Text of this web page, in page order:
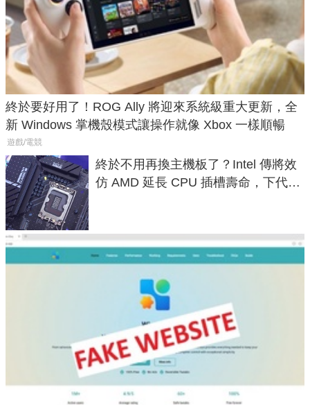
終於要好用了！ROG Ally 將迎來系統級重大更新，全
新 Windows 掌機殼模式讓操作就像 Xbox 一樣順暢
遊戲/電競
終於不用再換主機板了？Intel 傳將效
仿 AMD 延長 CPU 插槽壽命，下代